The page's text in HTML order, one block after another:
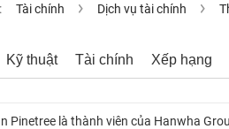
Tài chính Dịch vụ tài chính
Kỹ thuật Tài chính Xếp hạng
Pinetree là thành viên của Hanwha